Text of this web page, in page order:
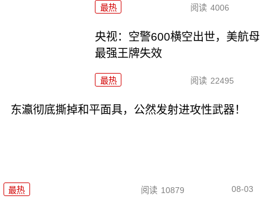
最热 阅读 4006
央视：空警600横空出世，美航母
最强王牌失效
最热 阅读 22495
东瀛彻底撕掉和平面具，公然发射进攻性武器！
最热 阅读 10879 08-03